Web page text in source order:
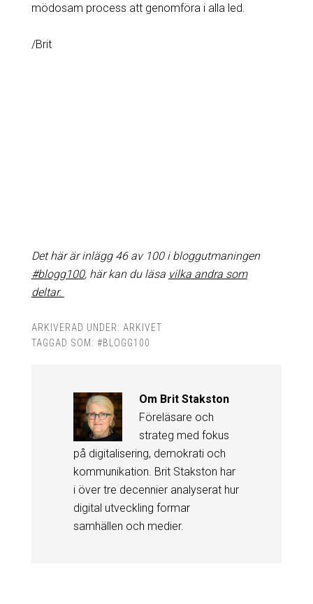
mödosam process att genomföra i alla led.
/Brit
Det här är inlägg 46 av 100 i bloggutmaningen
#blogg100, här kan du läsa vilka andra som
deltar.
ARKIVERAD UNDER: ARKIVET
TAGGAD SOM: #BLOGG100
Om Brit Stakston
Föreläsare och
strateg med fokus
på digitalisering, demokrati och
kommunikation. Brit Stakston har
i över tre decennier analyserat hur
digital utveckling formar
samhällen och medier.